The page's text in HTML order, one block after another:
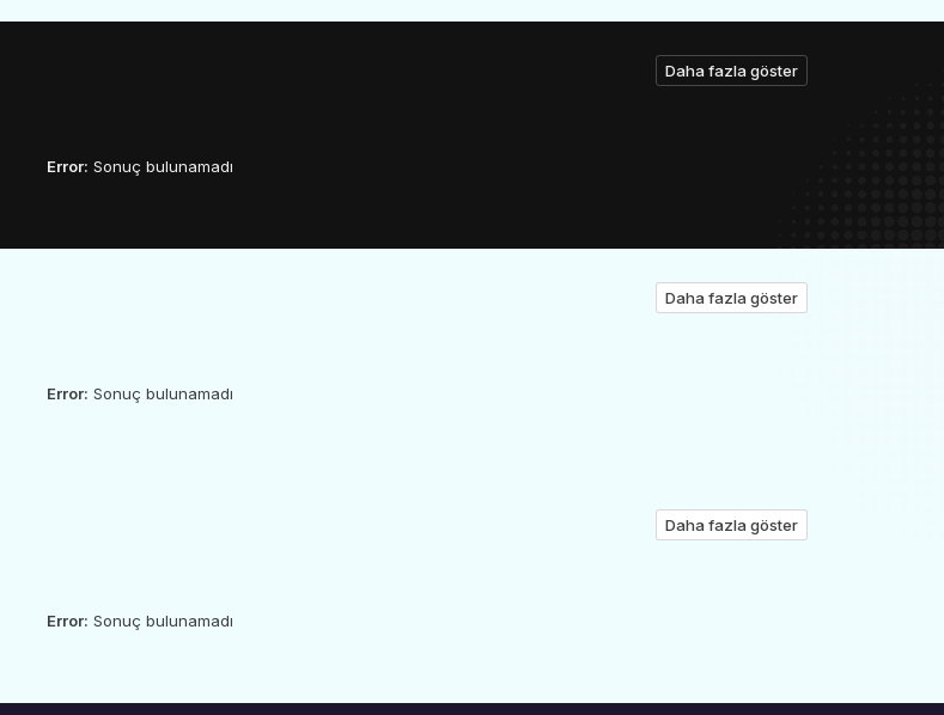
Daha fazla göster
Error: Sonuç bulunamadı
Daha fazla göster
Error: Sonuç bulunamadı
Daha fazla göster
Error: Sonuç bulunamadı